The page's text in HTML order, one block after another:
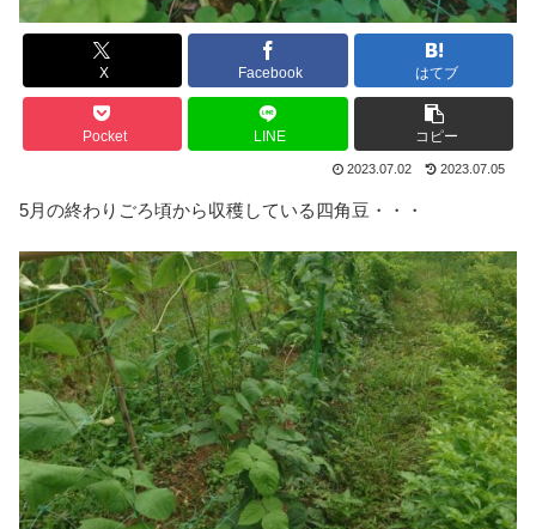
X Facebook はてブ
Pocket LINE コピー
2023.07.02 2023.07.05
5月の終わりごろ頃から収穫している四角豆・・・